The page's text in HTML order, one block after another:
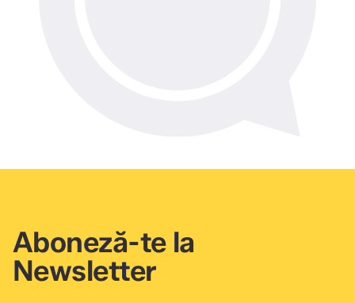
Aboneză-te la
Newsletter